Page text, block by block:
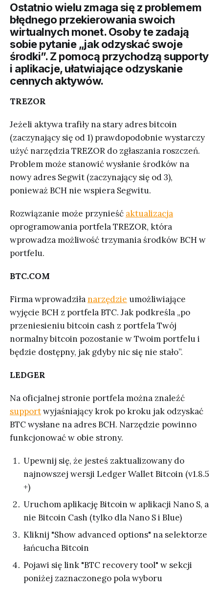
Ostatnio wielu zmaga się z problemem
błędnego przekierowania swoich
wirtualnych monet. Osoby te zadają
sobie pytanie „jak odzyskać swoje
środki”. Z pomocą przychodzą supporty
i aplikacje, ułatwiające odzyskanie
cennych aktywów.
TREZOR
Jeżeli aktywa trafiły na stary adres bitcoin
(zaczynający się od 1) prawdopodobnie wystarczy
użyć narzędzia TREZOR do zgłaszania roszczeń.
Problem może stanowić wysłanie środków na
nowy adres Segwit (zaczynający się od 3),
ponieważ BCH nie wspiera Segwitu.
Rozwiązanie może przynieść aktualizacja
oprogramowania portfela TREZOR, która
wprowadza możliwość trzymania środków BCH w
portfelu.
BTC.COM
Firma wprowadziłanarzędzie umożliwiające
wyjęcie BCH z portfela BTC. Jak podkreśla „po
przeniesieniu bitcoin cash z portfela Twój
normalny bitcoin pozostanie w Twoim portfelu i
będzie dostępny, jak gdyby nic się nie stało”.
LEDGER
Na oficjalnej stronie portfela można znaleźć
supportwyjaśniający krok po kroku jak odzyskać
BTC wysłane na adres BCH. Narzędzie powinno
funkcjonować w obie strony.
Upewnij się, że jesteś zaktualizowany do
najnowszej wersji Ledger Wallet Bitcoin (v1.8.5
+)
Uruchom aplikację Bitcoin w aplikacji Nano S, a
nie Bitcoin Cash (tylko dla Nano S i Blue)
Kliknij "Show advanced options" na selektorze
łańcucha Bitcoin
Pojawi się link "BTC recovery tool" w sekcji
poniżej zaznaczonego pola wyboru